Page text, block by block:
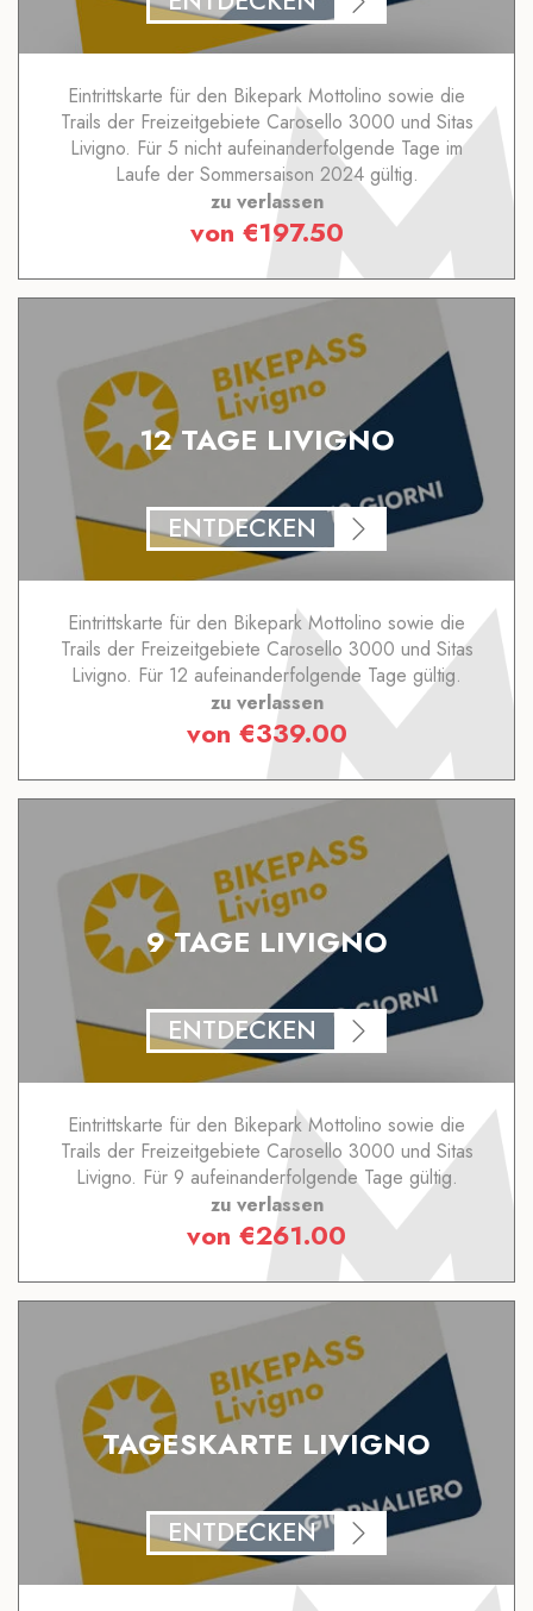
Eintrittskarte für den Bikepark Mottolino sowie die
Trails der Freizeitgebiete Carosello 3000 und Sitas
Livigno. Für 5 nicht aufeinanderfolgende Tage im
Laufe der Sommersaison 2024 gültig.
zu verlassen
von €197.50
12 TAGE LIVIGNO
ENTDECKEN
Eintrittskarte für den Bikepark Mottolino sowie die
Trails der Freizeitgebiete Carosello 3000 und Sitas
Livigno. Für 12 aufeinanderfolgende Tage gültig.
zu verlassen
von €339.00
9 TAGE LIVIGNO
ENTDECKEN
Eintrittskarte für den Bikepark Mottolino sowie die
Trails der Freizeitgebiete Carosello 3000 und Sitas
Livigno. Für 9 aufeinanderfolgende Tage gültig.
zu verlassen
von €261.00
TAGESKARTE LIVIGNO
ENTDECKEN